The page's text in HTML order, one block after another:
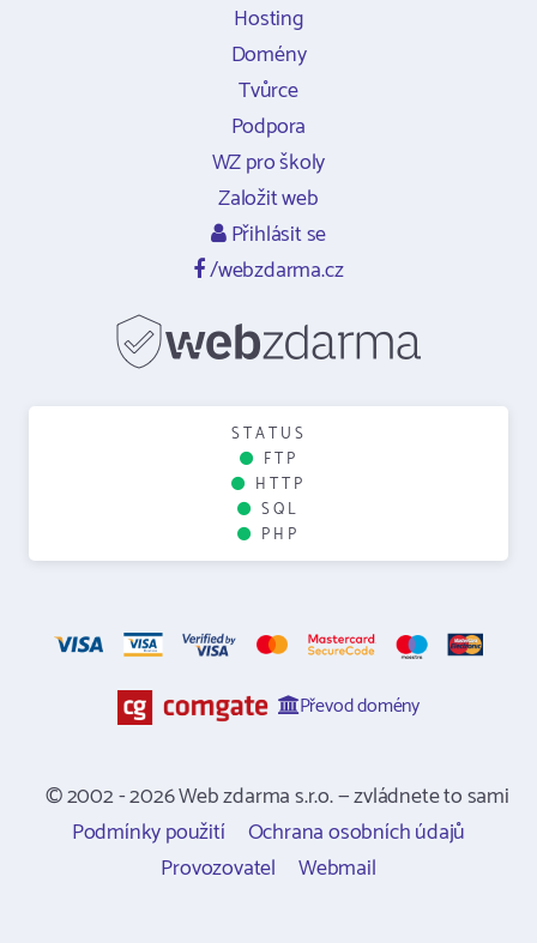
Hosting
Domény
Tvůrce
Podpora
WZ pro školy
Založit web
Přihlásit se
/webzdarma.cz
STATUS
FTP
HTTP
SQL
PHP
Převod domény
© 2002 - 2026 Web zdarma s.r.o. — zvládnete to sami
Podmínky použití
Ochrana osobních údajů
Provozovatel
Webmail